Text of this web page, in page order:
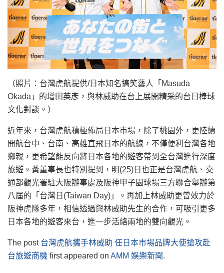
（照片：台灣虎航提供/日本知名搞笑藝人「Masuda
Okada」的增田英彥，與林威助在台上展開精采的台日棒球
文化對談。）
近年來，台灣虎航積極佈局日本市場，除了桃園外，更陸續
開航台中、台南、高雄直飛日本的航線，不僅便利台灣各地
鄉親，更希望能反向將日本各地的遊客帶到全台灣進行深度
旅遊。黃董事長也特別提到，明(25)日也正是台灣虎航、交
通部觀光署駐大阪辦事處及阪神甲子園球場三方聯合舉辦第
八屆的「台灣日(Taiwan Day)」。再加上林威助更曾效力於
阪神虎隊多年，相信透過與林威助先生的合作，可吸引更多
日本各地的遊客來台，進一步活絡兩地的雙向觀光。
The post 台灣虎航攜手林威助 任日本市場品牌大使搶攻赴
台旅遊商機 first appeared on AMM 娛樂新聞.